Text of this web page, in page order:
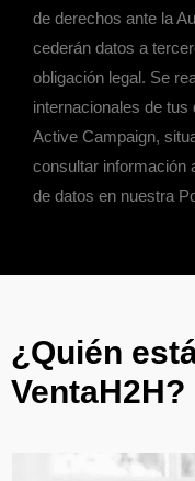
de derechos ante la
cederán datos a
obligación legal. Se
internacionales de
Active Campaign,
consultar información
de datos en nuestra
¿Quién
VentaH2H?